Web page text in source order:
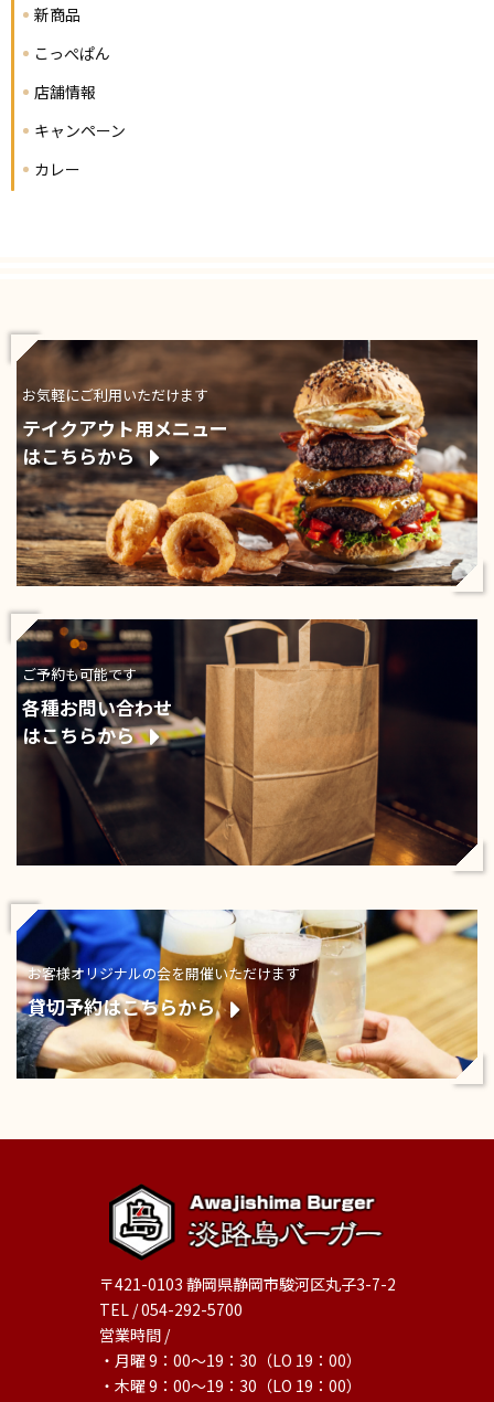
新商品
こっぺぱん
店舗情報
キャンペーン
カレー
お気軽にご利用いただけます
テイクアウト用メニュー
はこちらから
ご予約も可能です
各種お問い合わせ
はこちらから
お客様オリジナルの会を開催いただけます
貸切予約はこちらから
〒421-0103 静岡県静岡市駿河区丸子3-7-2
TEL / 054-292-5700
営業時間 /
・月曜 9：00～19：30（LO 19：00）
・木曜 9：00～19：30（LO 19：00）